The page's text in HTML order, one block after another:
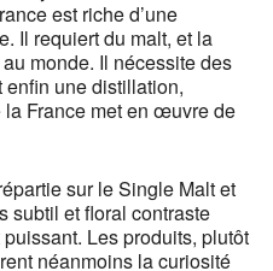
est riche d’une
Il requiert du malt, et la
monde. Il nécessite des
enfin une distillation,
France met en œuvre de
sur le Single Malt et
subtil et floral contraste
Les produits, plutôt
néanmoins la curiosité